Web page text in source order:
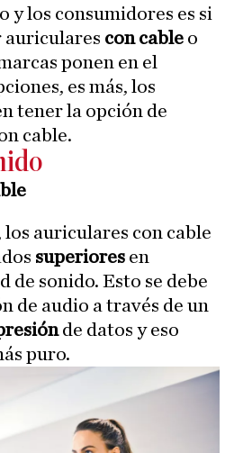
y los consumidores es si
auriculares con cable o
ponen en el
es más, los
tener la opción de
cable.
auriculares con cable
superiores en
de sonido. Esto se debe
de audio a través de un
de datos y eso
puro.